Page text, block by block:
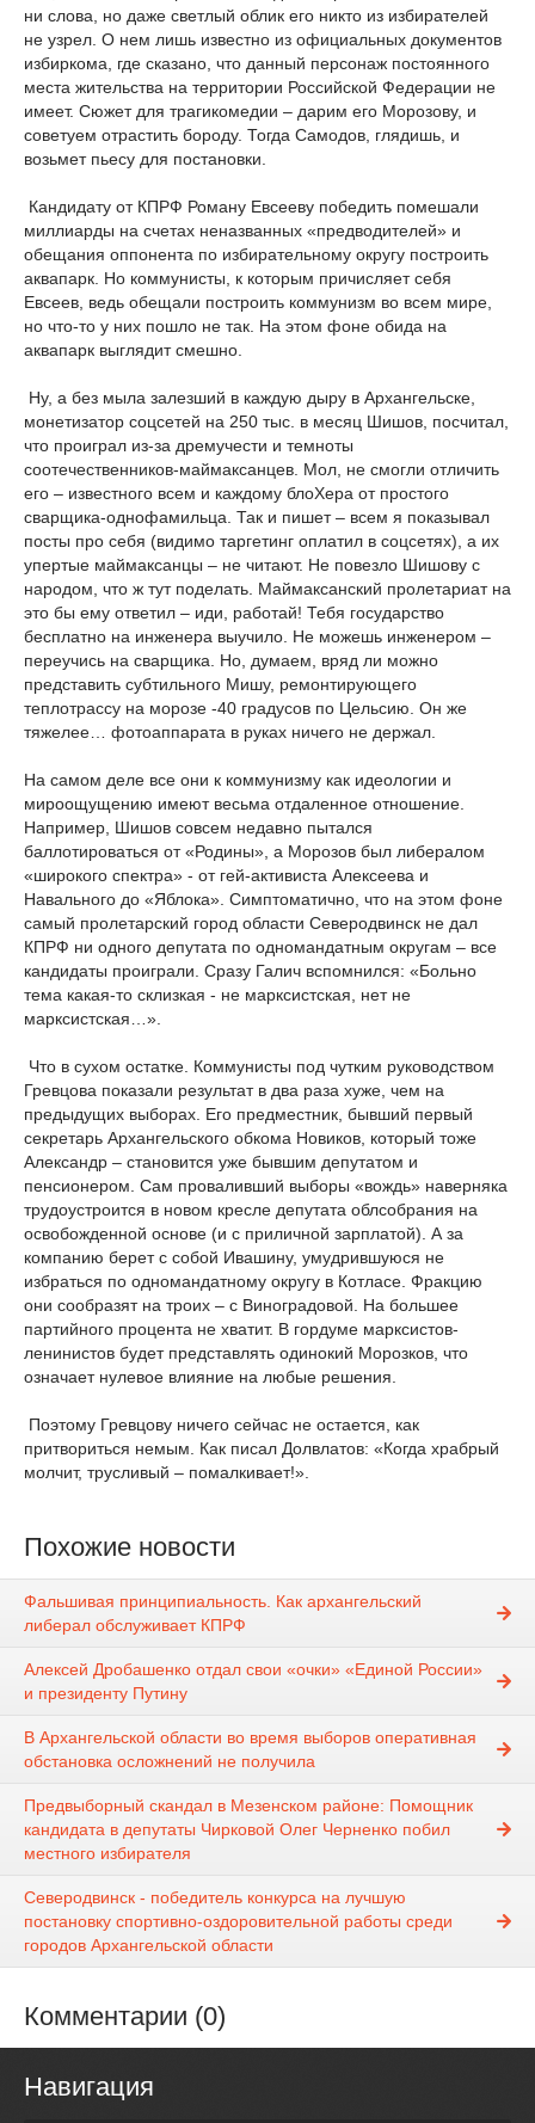
ни слова, но даже светлый облик его никто из избирателей
не узрел. О нем лишь известно из официальных документов
избиркома, где сказано, что данный персонаж постоянного
места жительства на территории Российской Федерации не
имеет. Сюжет для трагикомедии – дарим его Морозову, и
советуем отрастить бороду. Тогда Самодов, глядишь, и
возьмет пьесу для постановки.
Кандидату от КПРФ Роману Евсееву победить помешали
миллиарды на счетах неназванных «предводителей» и
обещания оппонента по избирательному округу построить
аквапарк. Но коммунисты, к которым причисляет себя
Евсеев, ведь обещали построить коммунизм во всем мире,
но что-то у них пошло не так. На этом фоне обида на
аквапарк выглядит смешно.
Ну, а без мыла залезший в каждую дыру в Архангельске,
монетизатор соцсетей на 250 тыс. в месяц Шишов, посчитал,
что проиграл из-за дремучести и темноты
соотечественников-маймаксанцев. Мол, не смогли отличить
его – известного всем и каждому блоХера от простого
сварщика-однофамильца. Так и пишет – всем я показывал
посты про себя (видимо таргетинг оплатил в соцсетях), а их
упертые маймаксанцы – не читают. Не повезло Шишову с
народом, что ж тут поделать. Маймаксанский пролетариат на
это бы ему ответил – иди, работай! Тебя государство
бесплатно на инженера выучило. Не можешь инженером –
переучись на сварщика. Но, думаем, вряд ли можно
представить субтильного Мишу, ремонтирующего
теплотрассу на морозе -40 градусов по Цельсию. Он же
тяжелее… фотоаппарата в руках ничего не держал.
На самом деле все они к коммунизму как идеологии и
мироощущению имеют весьма отдаленное отношение.
Например, Шишов совсем недавно пытался
баллотироваться от «Родины», а Морозов был либералом
«широкого спектра» - от гей-активиста Алексеева и
Навального до «Яблока». Симптоматично, что на этом фоне
самый пролетарский город области Северодвинск не дал
КПРФ ни одного депутата по одномандатным округам – все
кандидаты проиграли. Сразу Галич вспомнился: «Больно
тема какая-то склизкая - не марксистская, нет не
марксистская…».
Что в сухом остатке. Коммунисты под чутким руководством
Гревцова показали результат в два раза хуже, чем на
предыдущих выборах. Его предместник, бывший первый
секретарь Архангельского обкома Новиков, который тоже
Александр – становится уже бывшим депутатом и
пенсионером. Сам проваливший выборы «вождь» наверняка
трудоустроится в новом кресле депутата облсобрания на
освобожденной основе (и с приличной зарплатой). А за
компанию берет с собой Ивашину, умудрившуюся не
избраться по одномандатному округу в Котласе. Фракцию
они сообразят на троих – с Виноградовой. На большее
партийного процента не хватит. В гордуме марксистов-
ленинистов будет представлять одинокий Морозков, что
означает нулевое влияние на любые решения.
Поэтому Гревцову ничего сейчас не остается, как
притвориться немым. Как писал Долвлатов: «Когда храбрый
молчит, трусливый – помалкивает!».
Похожие новости
Фальшивая принципиальность. Как архангельский
либерал обслуживает КПРФ
Алексей Дробашенко отдал свои «очки» «Единой России»
и президенту Путину
В Архангельской области во время выборов оперативная
обстановка осложнений не получила
Предвыборный скандал в Мезенском районе: Помощник
кандидата в депутаты Чирковой Олег Черненко побил
местного избирателя
Северодвинск - победитель конкурса на лучшую
постановку спортивно-оздоровительной работы среди
городов Архангельской области
Комментарии (0)
Навигация